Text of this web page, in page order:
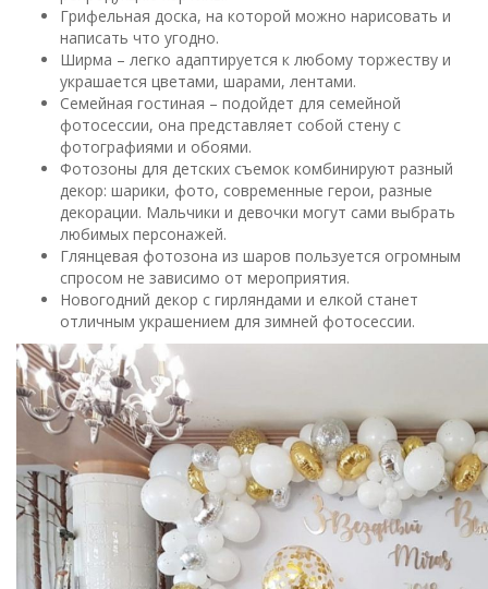
Грифельная доска, на которой можно нарисовать и
написать что угодно.
Ширма – легко адаптируется к любому торжеству и
украшается цветами, шарами, лентами.
Семейная гостиная – подойдет для семейной
фотосессии, она представляет собой стену с
фотографиями и обоями.
Фотозоны для детских съемок комбинируют разный
декор: шарики, фото, современные герои, разные
декорации. Мальчики и девочки могут сами выбрать
любимых персонажей.
Глянцевая фотозона из шаров пользуется огромным
спросом не зависимо от мероприятия.
Новогодний декор с гирляндами и елкой станет
отличным украшением для зимней фотосессии.